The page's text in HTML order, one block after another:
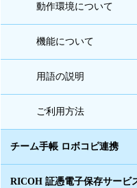
動作環境について
機能について
用語の説明
ご利用方法
チーム手帳 ロボコピ連携
RICOH 証憑電子保存サービ